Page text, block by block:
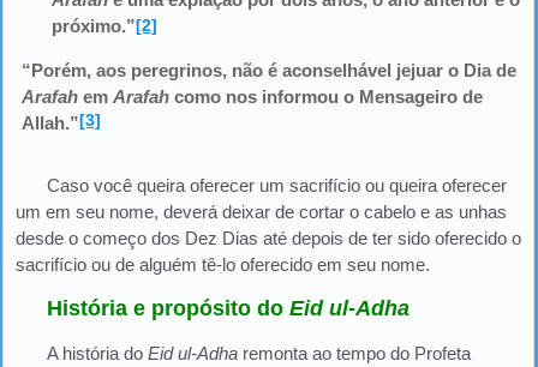
próximo.”[2]
“Porém, aos peregrinos, não é aconselhável jejuar o Dia de
Arafah em Arafah como nos informou o Mensageiro de
Allah.”[3]
Caso você queira oferecer um sacrifício ou queira oferecer
um em seu nome, deverá deixar de cortar o cabelo e as unhas
desde o começo dos Dez Dias até depois de ter sido oferecido o
sacrifício ou de alguém tê-lo oferecido em seu nome.
História e propósito doEid ul-Adha
A história doEid ul-Adha remonta ao tempo do Profeta